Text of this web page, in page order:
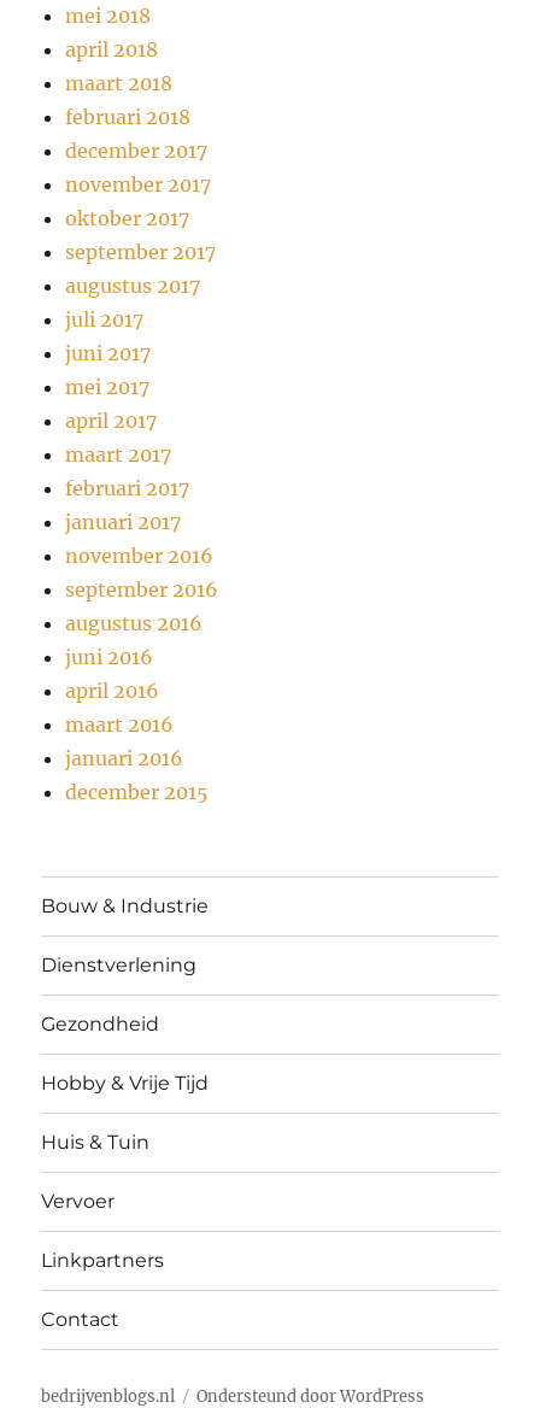
mei 2018
april 2018
maart 2018
februari 2018
december 2017
november 2017
oktober 2017
september 2017
augustus 2017
juli 2017
juni 2017
mei 2017
april 2017
maart 2017
februari 2017
januari 2017
november 2016
september 2016
augustus 2016
juni 2016
april 2016
maart 2016
januari 2016
december 2015
Bouw & Industrie
Dienstverlening
Gezondheid
Hobby & Vrije Tijd
Huis & Tuin
Vervoer
Linkpartners
Contact
bedrijvenblogs.nl Ondersteund door WordPress